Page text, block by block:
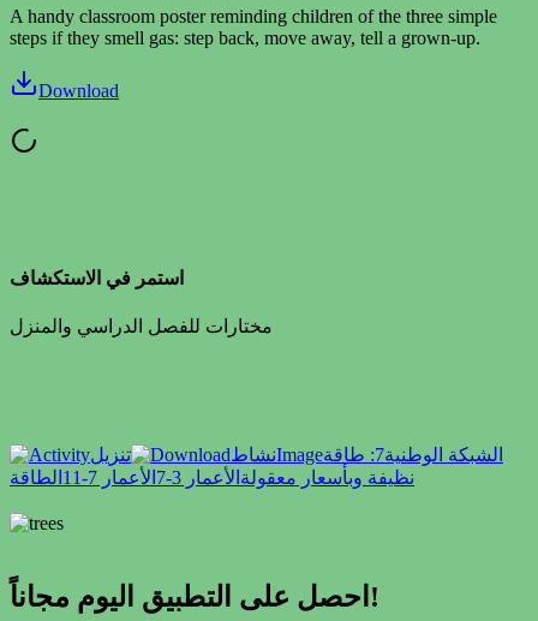
A handy classroom poster reminding children of the three simple
steps if they smell gas: step back, move away, tell a grown-up.
Download
استمر في الاستكشاف
مختارات للفصل الدراسي والمنزل
نشاط تنزيل Image الشبكة الوطنية 7: طاقة
نظيفة وبأسعار معقولة الأعمار 3-7 الأعمار 7-11 الطاقة
احصل على التطبيق اليوم مجاناً!